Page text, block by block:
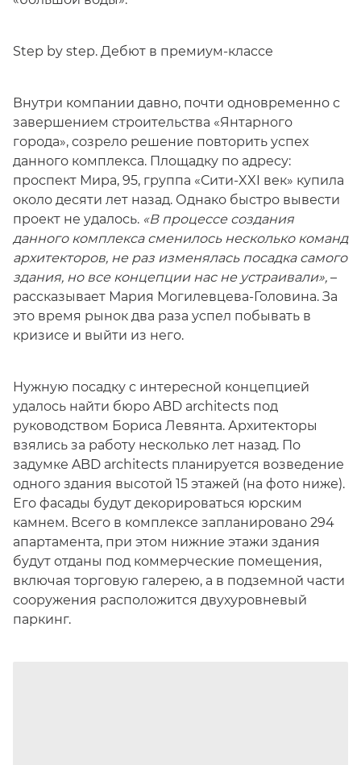
Step by step. Дебют в премиум-классе
Внутри компании давно, почти одновременно с
завершением строительства «Янтарного
города», созрело решение повторить успех
данного комплекса. Площадку по адресу:
проспект Мира, 95, группа «Сити-XXI век» купила
около десяти лет назад. Однако быстро вывести
проект не удалось. «В процессе создания
данного комплекса сменилось несколько команд
архитекторов, не раз изменялась посадка самого
здания, но все концепции нас не устраивали», –
рассказывает Мария Могилевцева-Головина. За
это время рынок два раза успел побывать в
кризисе и выйти из него.
Нужную посадку с интересной концепцией
удалось найти бюро ABD architects под
руководством Бориса Левянта. Архитекторы
взялись за работу несколько лет назад. По
задумке ABD architects планируется возведение
одного здания высотой 15 этажей (на фото ниже).
Его фасады будут декорироваться юрским
камнем. Всего в комплексе запланировано 294
апартамента, при этом нижние этажи здания
будут отданы под коммерческие помещения,
включая торговую галерею, а в подземной части
сооружения расположится двухуровневый
паркинг.